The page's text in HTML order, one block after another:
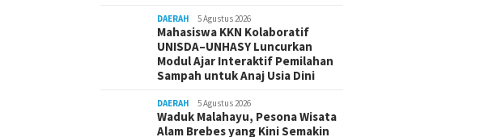
DAERAH 5 Agustus 2026
Mahasiswa KKN Kolaboratif
UNISDA–UNHASY Luncurkan
Modul Ajar Interaktif Pemilahan
Sampah untuk Anaj Usia Dini
DAERAH 5 Agustus 2026
Waduk Malahayu, Pesona Wisata
Alam Brebes yang Kini Semakin